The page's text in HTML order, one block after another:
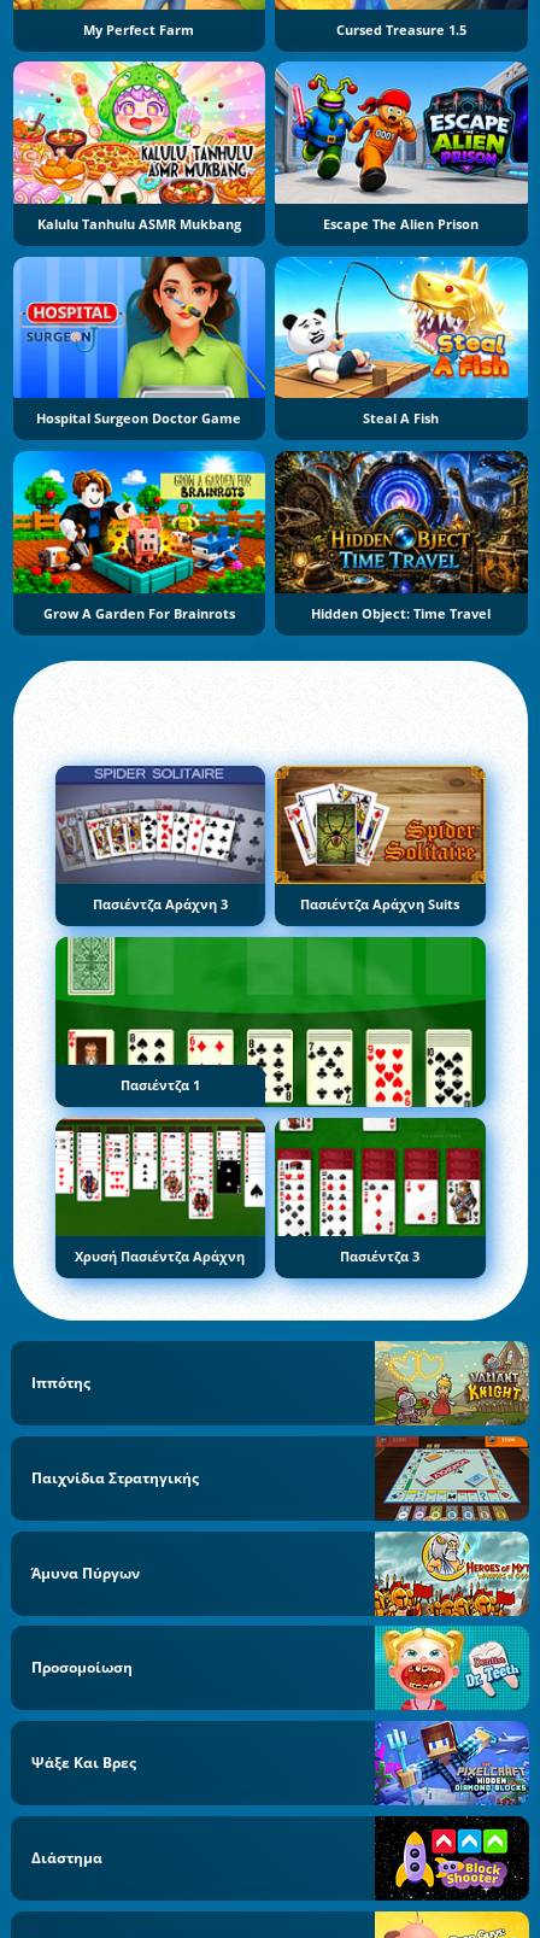
My Perfect Farm Cursed Treasure 1.5
Kalulu Tanhulu ASMR Mukbang Escape The Alien Prison
Hospital Surgeon Doctor Game Steal A Fish
Grow A Garden For Brainrots Hidden Object: Time Travel
Πασιέντζα Αράχνη 3 Πασιέντζα Αράχνη Suits
Πασιέντζα 1
Χρυσή Πασιέντζα Αράχνη Πασιέντζα 3
Ιππότης
Παιχνίδια Στρατηγικής
Άμυνα Πύργων
Προσομοίωση
Ψάξε Και Βρες
Διάστημα